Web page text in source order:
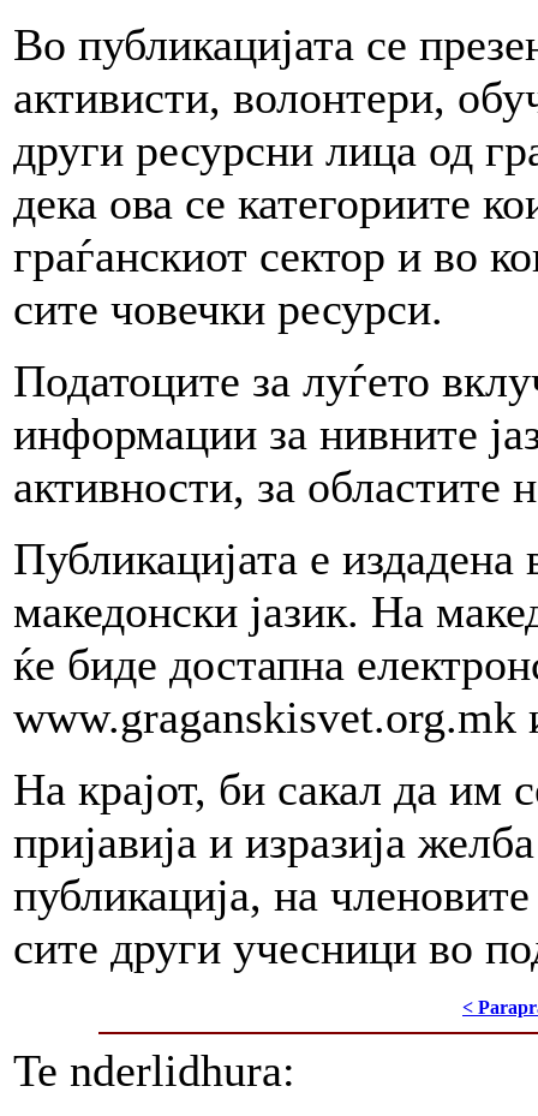
Во публикацијата се
активисти, волонтери,
други ресурсни лица од
дека ова се категориите
граѓанскиот сектор и во
сите човечки ресурси.
Податоците за луѓето
информации за нивните
активности, за областите
Публикацијата е издадена
македонски јазик. На
ќе биде достапна
www.graganskisvet.org.mk
На крајот, би сакал да им
пријавија и изразија
публикација, на
сите други учесници во
<
Te nderlidhura: